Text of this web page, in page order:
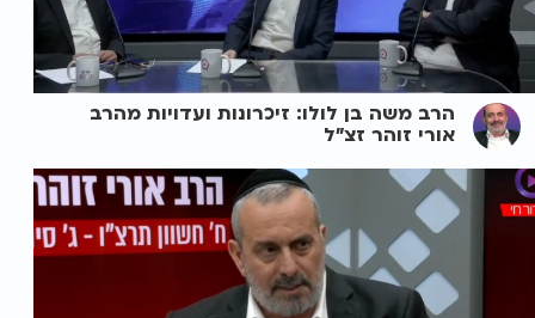
הרב משה בן לולו: זיכרונות ועדויות מהרב
אורי זוהר זצ"ל